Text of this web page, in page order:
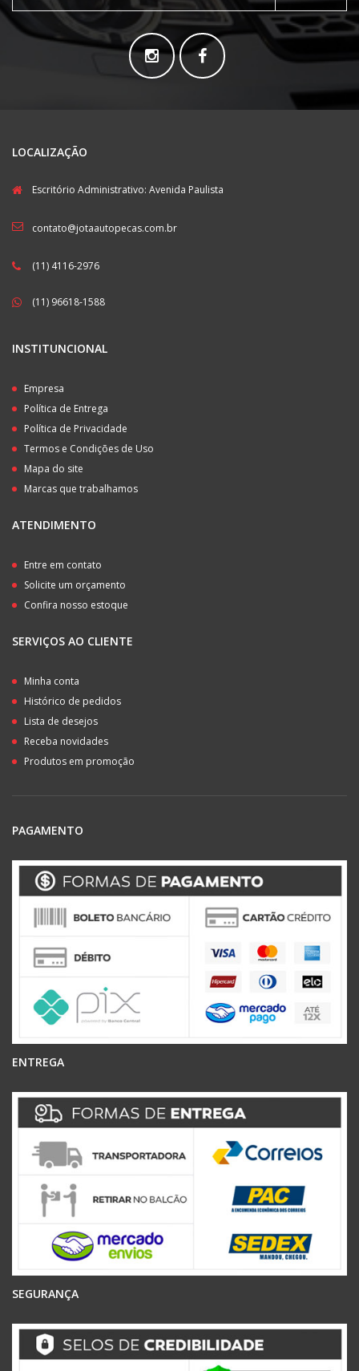
LOCALIZAÇÃO
Escritório Administrativo: Avenida Paulista
contato@jotaautopecas.com.br
(11) 4116-2976
(11) 96618-1588
INSTITUNCIONAL
Empresa
Política de Entrega
Política de Privacidade
Termos e Condições de Uso
Mapa do site
Marcas que trabalhamos
ATENDIMENTO
Entre em contato
Solicite um orçamento
Confira nosso estoque
SERVIÇOS AO CLIENTE
Minha conta
Histórico de pedidos
Lista de desejos
Receba novidades
Produtos em promoção
PAGAMENTO
ENTREGA
SEGURANÇA